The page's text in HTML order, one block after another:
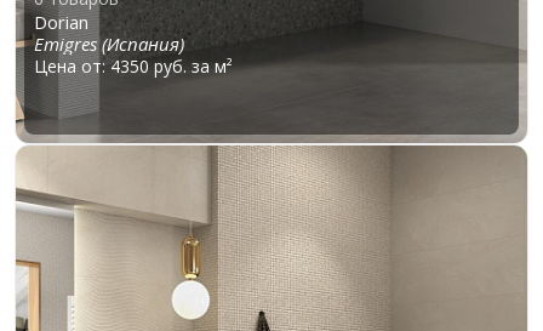
Dorian
Emigres (Испания)
Цена от: 4350 руб. за м²